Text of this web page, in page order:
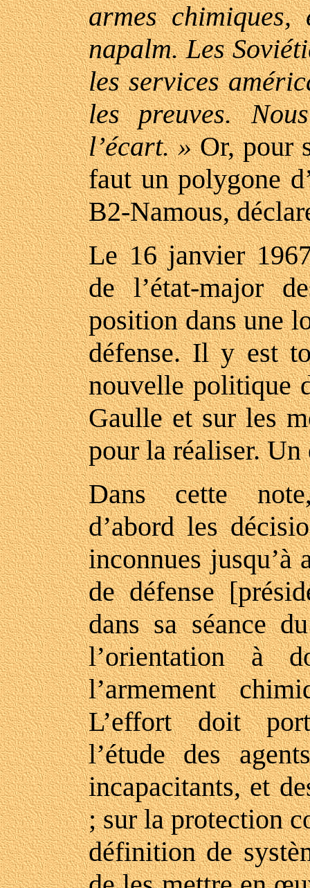
armes
napalm. Les
les services
les preuves.
l’écart. »Or, pour
faut un polygone
B2-Namous,
Le 16 janvier
de l’état-major
position dans une
défense. Il y est
nouvelle politique
Gaulle et sur les
pour la réaliser.
Dans cette
d’abord les
inconnues
de défense
dans sa séance
l’orientation à
l’armement
L’effort doit
l’étude des
incapacitants, et
; sur la protection
définition de